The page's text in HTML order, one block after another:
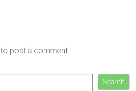
to post a comment.
Search